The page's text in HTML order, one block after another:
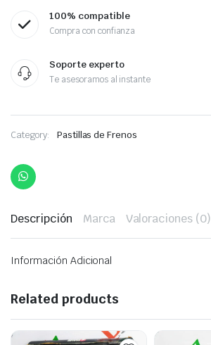
100% compatible
Compra con confianza
Soporte experto
Te asesoramos al instante
Category: Pastillas de Frenos
Descripción Marca Valoraciones (0)
Información Adicional
Related products